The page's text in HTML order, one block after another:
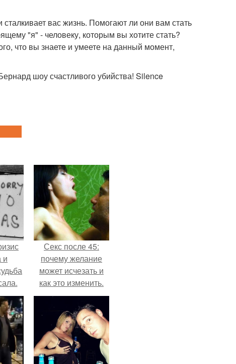
вас жизнь. Помогают ли они вам стать
"я" - человеку, которым вы хотите стать?
что вы знаете и умеете на данный момент,
шоу счастливого убийства! Silence
и
Секс после 45:
почему желание
может исчезать и
как это изменить.